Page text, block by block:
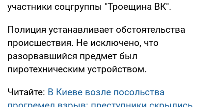
участники соцгруппы "Троещина ВК".
Полиция устанавливает обстоятельства
происшествия. Не исключено, что
разорвавшийся предмет был
пиротехническим устройством.
Читайте: В Киеве возле посольства